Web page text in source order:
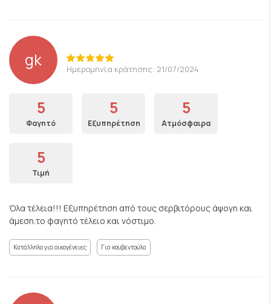
gk Ημερομηνία κράτησης: 21/07/2024
5
Φαγητό
5
Εξυπηρέτηση
5
Ατμόσφαιρα
5
Τιμή
Όλα τέλεια!!! Εξυπηρέτηση από τους σερβιτόρους άψογη και
άμεση.το φαγητό τέλειο και νόστιμο.
Κατάλληλο για οικογένειες Για κουβεντούλα